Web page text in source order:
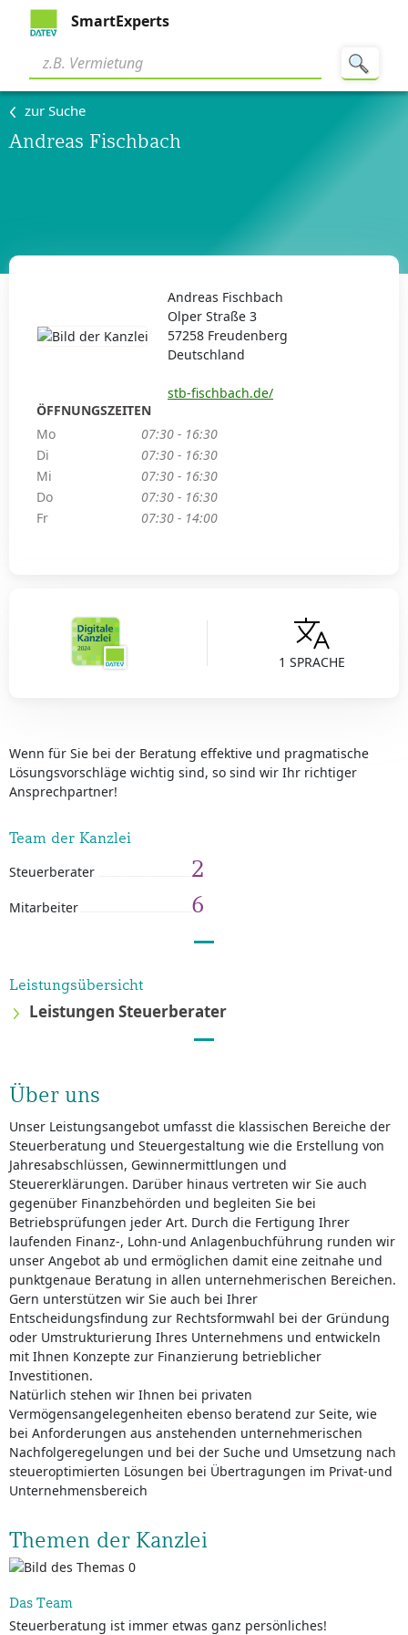
SmartExperts
zur Suche
Andreas Fischbach
1 SPRACHE
Wenn für Sie bei der Beratung effektive und pragmatische
Lösungsvorschläge wichtig sind, so sind wir Ihr richtiger
Ansprechpartner!
Team der Kanzlei
Steuerberater 2
Mitarbeiter 6
Leistungsübersicht
Leistungen Steuerberater
Über uns
Unser Leistungsangebot umfasst die klassischen Bereiche der
Steuerberatung und Steuergestaltung wie die Erstellung von
Jahresabschlüssen, Gewinnermittlungen und
Steuererklärungen. Darüber hinaus vertreten wir Sie auch
gegenüber Finanzbehörden und begleiten Sie bei
Betriebsprüfungen jeder Art. Durch die Fertigung Ihrer
laufenden Finanz-, Lohn-und Anlagenbuchführung runden wir
unser Angebot ab und ermöglichen damit eine zeitnahe und
punktgenaue Beratung in allen unternehmerischen Bereichen.
Gern unterstützen wir Sie auch bei Ihrer
Entscheidungsfindung zur Rechtsformwahl bei der Gründung
oder Umstrukturierung Ihres Unternehmens und entwickeln
mit Ihnen Konzepte zur Finanzierung betrieblicher
Investitionen.
Natürlich stehen wir Ihnen bei privaten
Vermögensangelegenheiten ebenso beratend zur Seite, wie
bei Anforderungen aus anstehenden unternehmerischen
Nachfolgeregelungen und bei der Suche und Umsetzung nach
steueroptimierten Lösungen bei Übertragungen im Privat-und
Unternehmensbereich
Themen der Kanzlei
Das Team
Steuerberatung ist immer etwas ganz persönliches!
Andreas Fischbach
Olper Straße 3
57258 Freudenberg
Deutschland
stb-fischbach.de/
ÖFFNUNGSZEITEN
Mo
07:30 - 16:30
Di
07:30 - 16:30
Mi
07:30 - 16:30
Do
07:30 - 16:30
Fr
07:30 - 14:00